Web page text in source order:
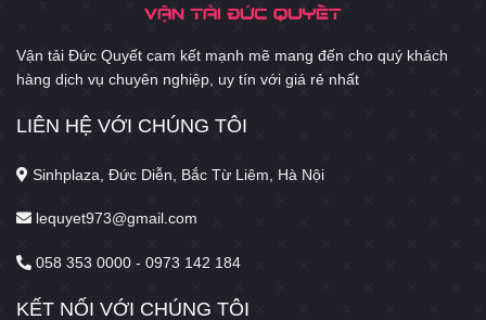
Vận tải Đức Quyết cam kết mạnh mẽ mang đến cho quý khách
hàng dịch vụ chuyên nghiệp, uy tín với giá rẻ nhất
LIÊN HỆ VỚI CHÚNG TÔI
Sinhplaza, Đức Diễn, Bắc Từ Liêm, Hà Nội
lequyet973@gmail.com
058 353 0000 - 0973 142 184
KẾT NỐI VỚI CHÚNG TÔI